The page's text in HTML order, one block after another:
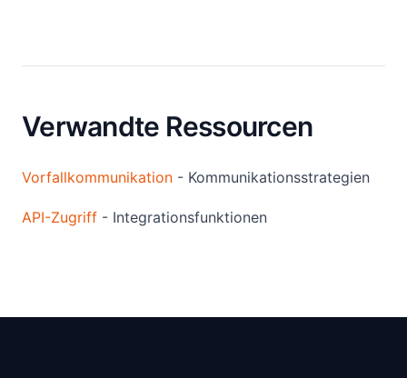
Verwandte Ressourcen
Vorfallkommunikation - Kommunikationsstrategien
API-Zugriff - Integrationsfunktionen